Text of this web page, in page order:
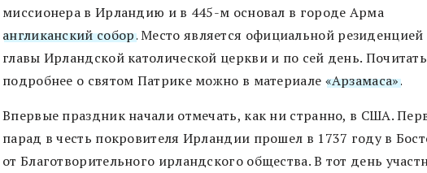
миссионера в Ирландию и в 445-м основал в городе Арма
англиканский собор. Место является официальной резиденцией
главы Ирландской католической церкви и по сей день. Почитать
подробнее о святом Патрике можно в материале «Арзамаса».
Впервые праздник начали отмечать, как ни странно, в США.
парад в честь покровителя Ирландии прошел в 1737 году в
от Благотворительного ирландского общества. В тот день